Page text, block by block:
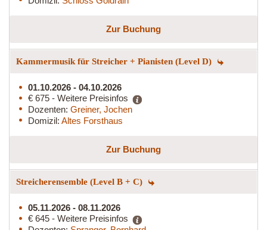
Zur Buchung
Kammermusik für Streicher + Pianisten (Level D)
01.10.2026 - 04.10.2026
€ 675 - Weitere Preisinfos
Dozenten: Greiner, Jochen
Domizil: Altes Forsthaus
Zur Buchung
Streicherensemble (Level B + C)
05.11.2026 - 08.11.2026
€ 645 - Weitere Preisinfos